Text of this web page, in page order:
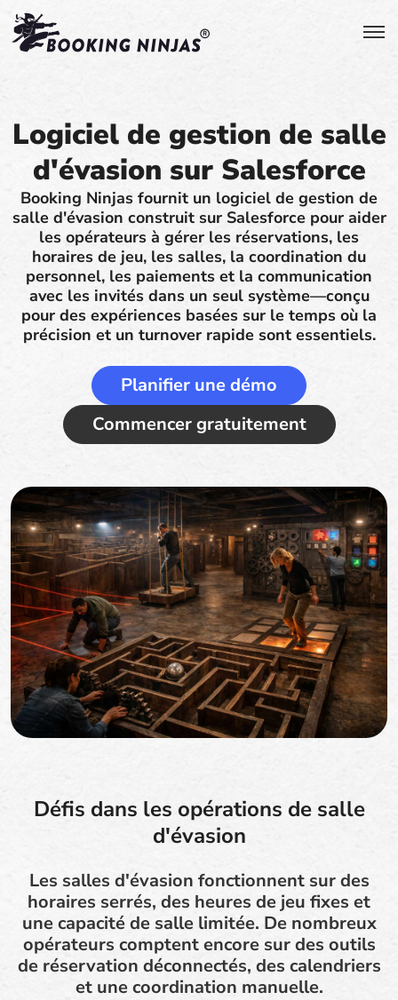
Logiciel de gestion de salle
d'évasion sur Salesforce
Booking Ninjas fournit un logiciel de gestion de
salle d'évasion construit sur Salesforce pour aider
les opérateurs à gérer les réservations, les
horaires de jeu, les salles, la coordination du
personnel, les paiements et la communication
avec les invités dans un seul système—conçu
pour des expériences basées sur le temps où la
précision et un turnover rapide sont essentiels.
Planifier une démo
Commencer gratuitement
Défis dans les opérations de salle
d'évasion
Les salles d'évasion fonctionnent sur des
horaires serrés, des heures de jeu fixes et
une capacité de salle limitée. De nombreux
opérateurs comptent encore sur des outils
de réservation déconnectés, des calendriers
et une coordination manuelle.